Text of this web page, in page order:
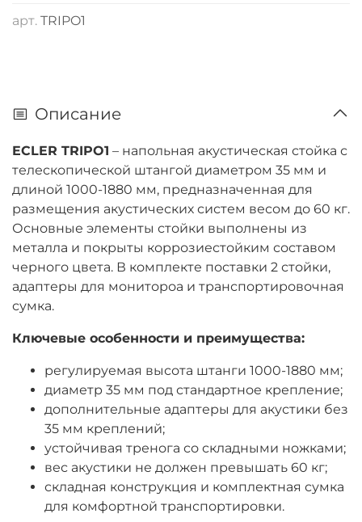
арт. TRIPO1
Описание
ECLER TRIPO1 – напольная акустическая стойка с
телескопической штангой диаметром 35 мм и
длиной 1000-1880 мм, предназначенная для
размещения акустических систем весом до 60 кг.
Основные элементы стойки выполнены из
металла и покрыты коррозиестойким составом
черного цвета. В комплекте поставки 2 стойки,
адаптеры для монитороа и транспортировочная
сумка.
Ключевые особенности и преимущества:
регулируемая высота штанги 1000-1880 мм;
диаметр 35 мм под стандартное крепление;
дополнительные адаптеры для акустики без
35 мм креплений;
устойчивая тренога со складными ножками;
вес акустики не должен превышать 60 кг;
складная конструкция и комплектная сумка
для комфортной транспортировки.